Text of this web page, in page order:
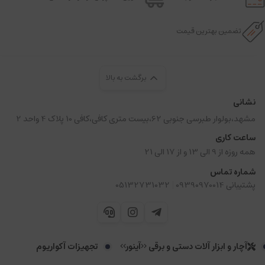
تضمین بهترین قیمت
برگشت به بالا
نشانی
مشهد،بولوار طبرسی جنوبی 62،بیست متری کافی،کافی 10 پلاک 4 واحد 2
ساعت کاری
همه روزه از 9 الی 13 و از 17 الی 21
شماره تماس
پشتیبانی 09390970014
05132731032
آچار و ابزار آلات دستی و برقی <<آینور>> تجهیزات آکواریوم